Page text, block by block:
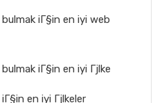
iГ§in en iyi web
iГ§in en iyi Гјlke
en iyi Гјlkeler